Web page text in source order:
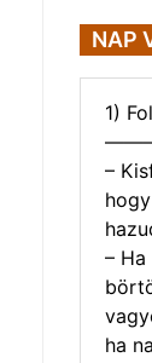
NAP
1)
–
–
ha